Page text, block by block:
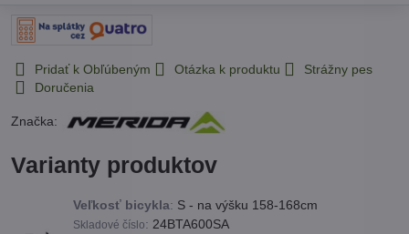
Pridať k Obľúbeným Otázka k produktu
Strážny pes
Doručenia
Značka:
Varianty produktov
Veľkosť bicykla: S - na výšku 158-168cm
Skladové číslo: 24BTA600SA